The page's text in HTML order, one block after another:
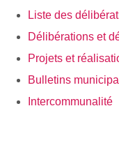
Liste des d
Délibérations et
Projets et
Bulletins
Intercommunalité